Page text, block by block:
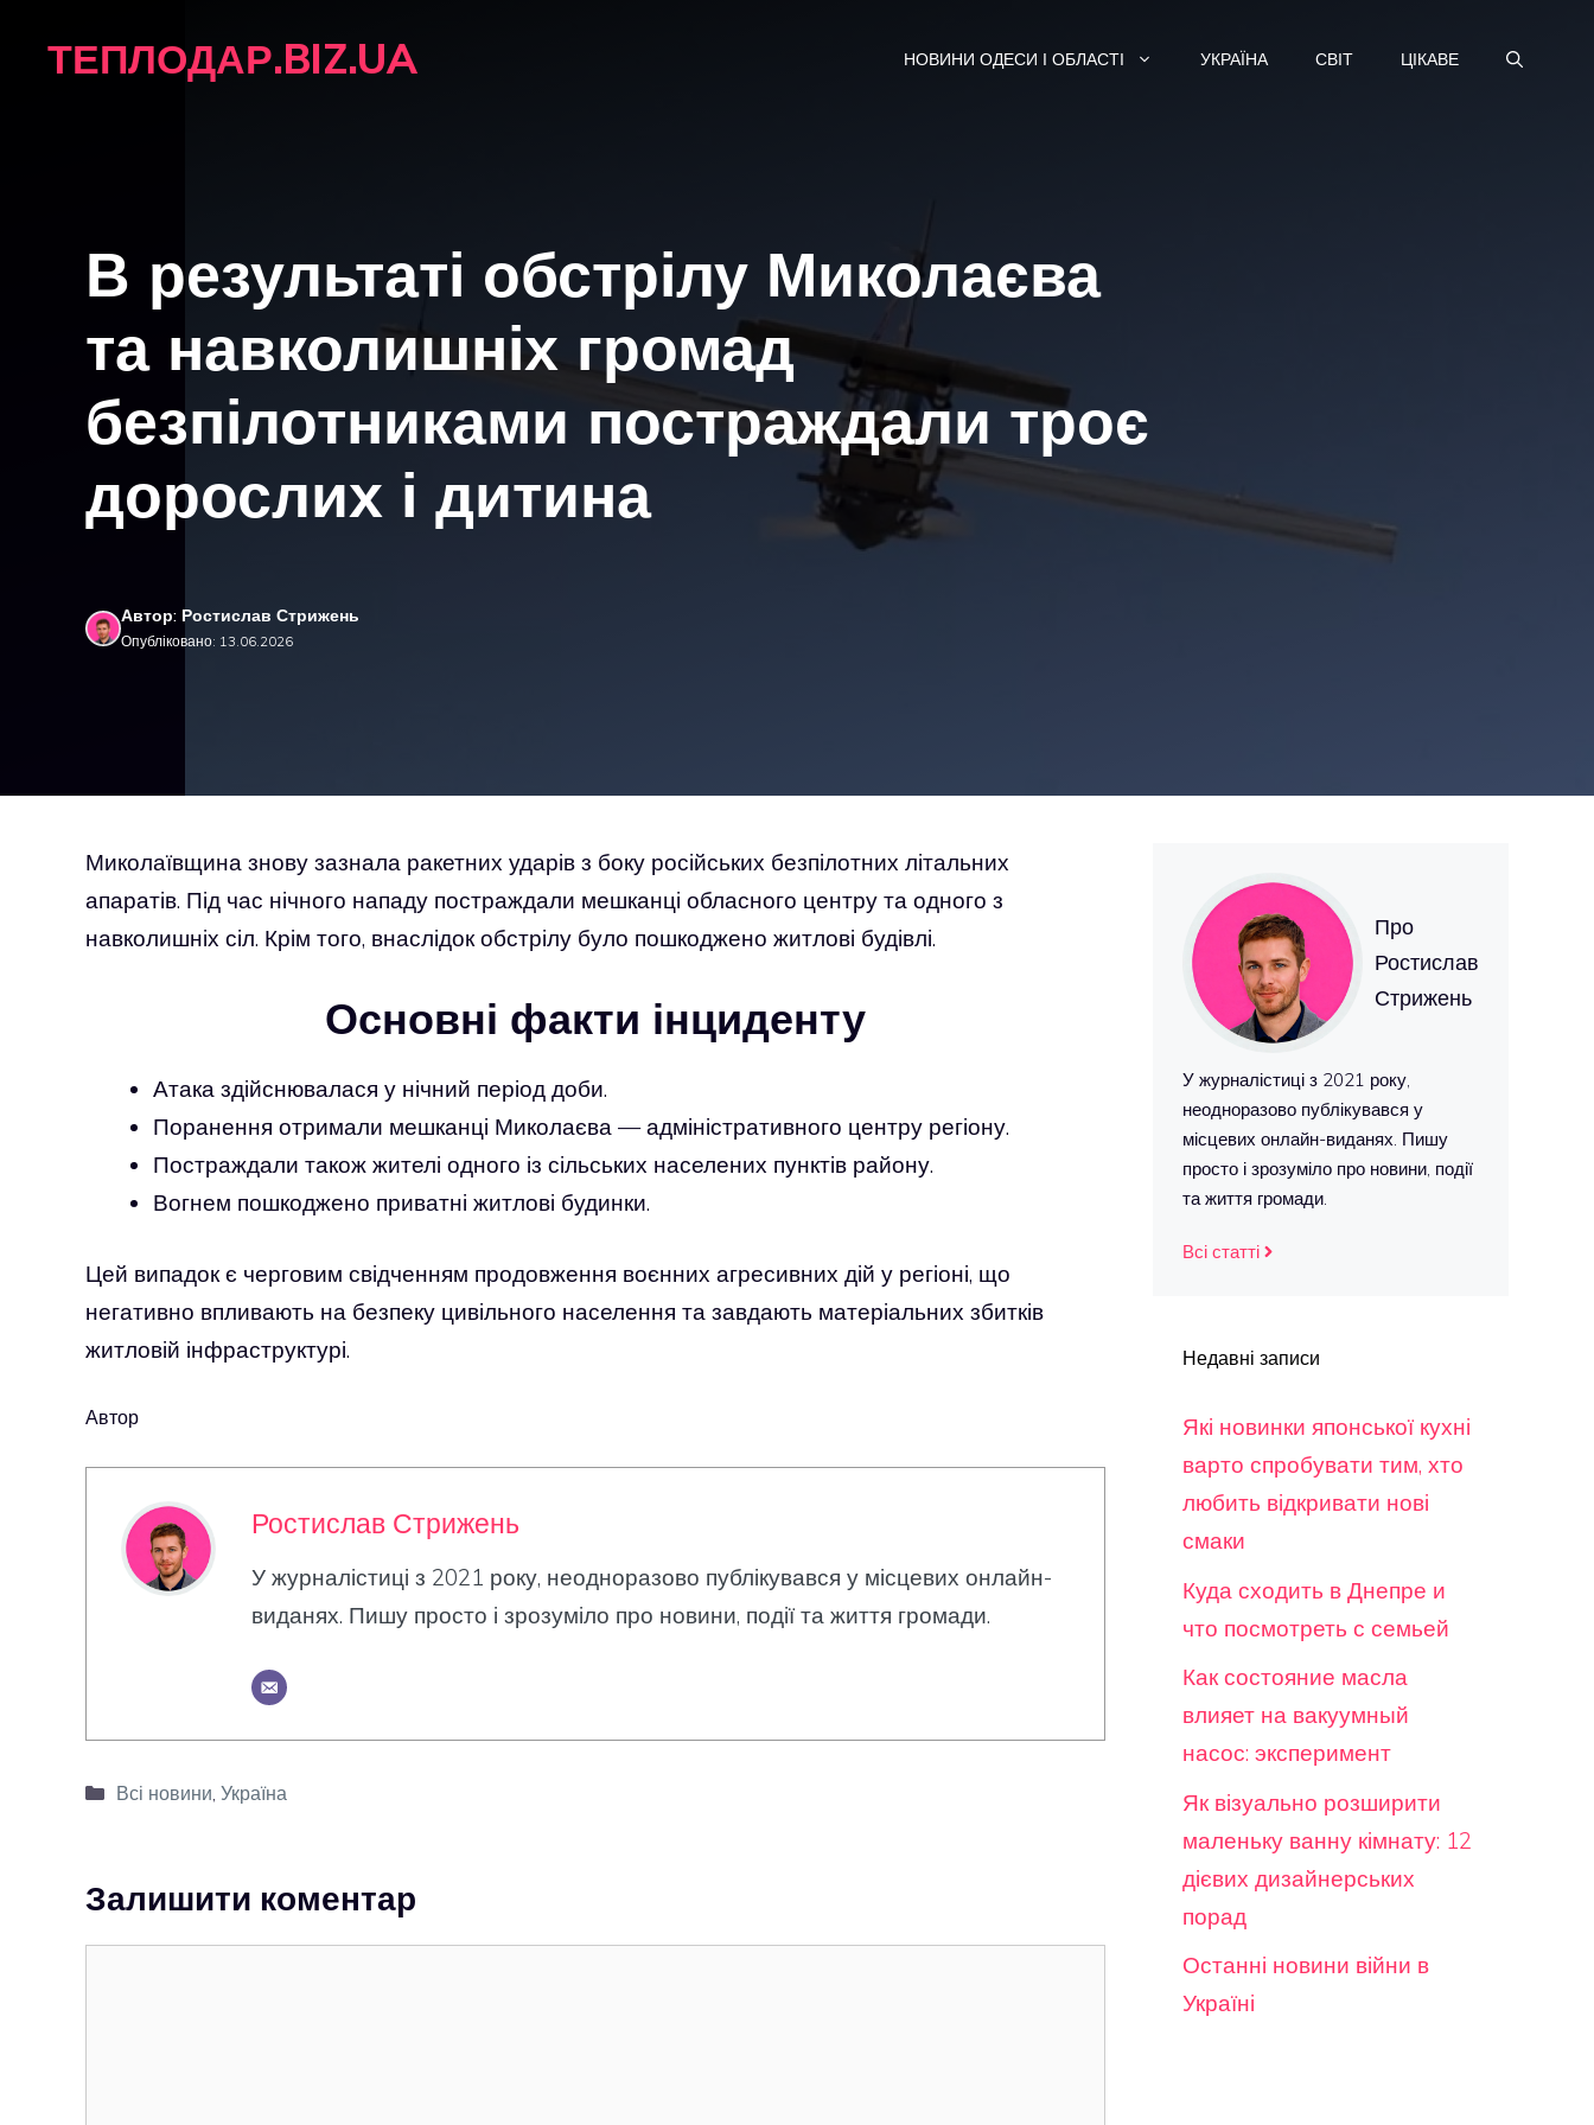
ТЕПЛОДАР.BIZ.UA НОВИНИ ОДЕСИ І ОБЛАСТІ УКРАЇНА СВІТ ЦІКАВЕ
В результаті обстрілу Миколаєва
та навколишніх громад
безпілотниками постраждали троє
дорослих і дитина
Автор: Ростислав Стрижень
Опубліковано: 13.06.2026
Миколаївщина знову зазнала ракетних ударів з боку російських безпілотних літальних
апаратів. Під час нічного нападу постраждали мешканці обласного центру та одного з
навколишніх сіл. Крім того, внаслідок обстрілу було пошкоджено житлові будівлі.
Основні факти інциденту
Атака здійснювалася у нічний період доби.
Поранення отримали мешканці Миколаєва — адміністративного центру регіону.
Постраждали також жителі одного із сільських населених пунктів району.
Вогнем пошкоджено приватні житлові будинки.
Цей випадок є черговим свідченням продовження воєнних агресивних дій у регіоні, що
негативно впливають на безпеку цивільного населення та завдають матеріальних збитків
житловій інфраструктурі.
Автор
Ростислав Стрижень
У журналістиці з 2021 року, неодноразово публікувався у місцевих онлайн-
виданях. Пишу просто і зрозуміло про новини, події та життя громади.
Категорії
Всі новини, Україна
Залишити коментар
Про
Ростислав
Стрижень
У журналістиці з 2021 року,
неодноразово публікувався у
місцевих онлайн-виданях. Пишу
просто і зрозуміло про новини, події
та життя громади.
Всі статті
Недавні записи
Які новинки японської кухні
варто спробувати тим, хто
любить відкривати нові
смаки
Куда сходить в Днепре и
что посмотреть с семьей
Как состояние масла
влияет на вакуумный
насос: эксперимент
Як візуально розширити
маленьку ванну кімнату: 12
дієвих дизайнерських
порад
Останні новини війни в
Україні